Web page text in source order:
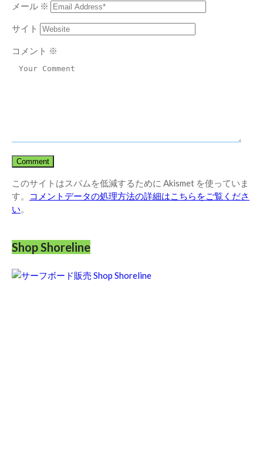
メール ※
サイト
コメント ※
このサイトはスパムを低減するために Akismet を使っていま
す。
コメントデータの処理方法の詳細はこちらをご覧くださ
い。
Shop Shoreline